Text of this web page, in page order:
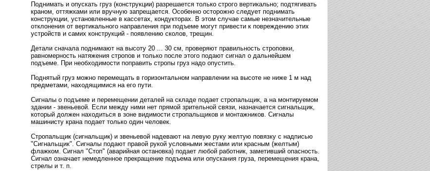
Поднимать и опускать груз (конструкции) разрешается только строго вертикально; подтягивать
краном, оттяжками или вручную запрещается. Особенно осторожно следует поднимать
конструкции, установленные в кассетах, кондукторах. В этом случае самые незначительные
отклонения от вертикального направления при подъеме могут привести к повреждению этих
устройств и самих конструкций - появлению сколов, трещин.
Детали сначала поднимают на высоту 20 ... 30 см, проверяют правильность строповки,
равномерность натяжения стропов и только после этого подают сигнал о дальнейшем
подъеме. При необходимости поправить стропы груз надо опустить.
Поднятый груз можно перемещать в горизонтальном направлении на высоте не ниже 1 м над
предметами, находящимися на его пути.
Сигналы о подъеме и перемещении деталей на складе подает стропальщик, а на монтируемом
здании - звеньевой. Если между ними нет прямой зрительной связи, назначается сигнальщик,
который должен находиться в зоне видимости стропальщиков и монтажников. Сигналы
машинисту крана подает только один человек.
Стропальщик (сигнальщик) и звеньевой надевают на левую руку желтую повязку с надписью
"Сигнальщик". Сигналы подают правой рукой условными жестами или красным (желтым)
флажком. Сигнал "Стоп" (аварийная остановка) подает любой работник, заметивший опасность.
Сигнал означает немедленное прекращение подъема или опускания груза, перемещения крана,
стрелы и т. п.